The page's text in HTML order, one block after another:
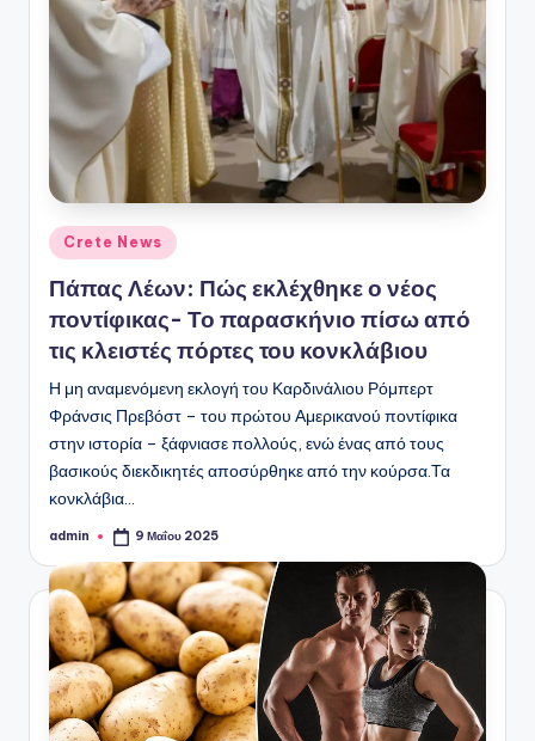
P
o
r
t
a
Αναρτήθηκε
σε
Crete News
Πάπας Λέων: Πώς εκλέχθηκε ο νέος
ποντίφικας- Το παρασκήνιο πίσω από
τις κλειστές πόρτες του κονκλάβιου
Η μη αναμενόμενη εκλογή του Καρδινάλιου Ρόμπερτ
Φράνσις Πρεβόστ – του πρώτου Αμερικανού ποντίφικα
στην ιστορία – ξάφνιασε πολλούς, ενώ ένας από τους
βασικούς διεκδικητές αποσύρθηκε από την κούρσα.Τα
κονκλάβια…
Συγγραφέας:
admin 9 Μαΐου 2025